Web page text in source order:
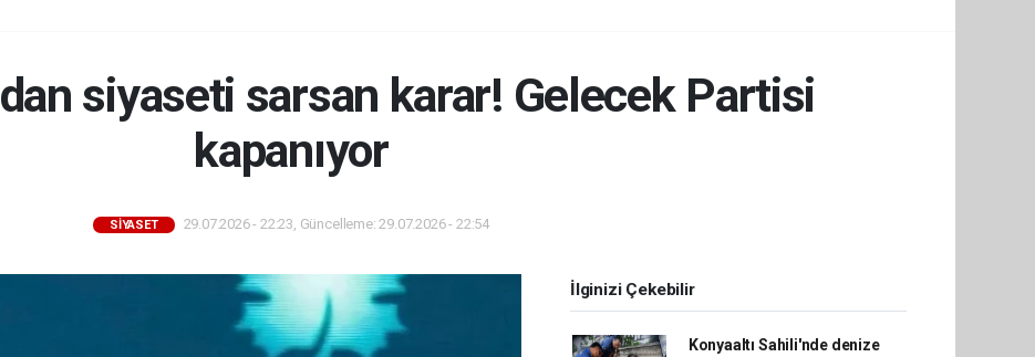
siyaseti sarsan karar! Gelecek Partisi
kapanıyor
SİYASET 29.07.2026 - 22:23, Güncelleme: 29.07.2026 - 22:54
İlginizi Çekebilir
Konyaaltı Sahili'nde denize